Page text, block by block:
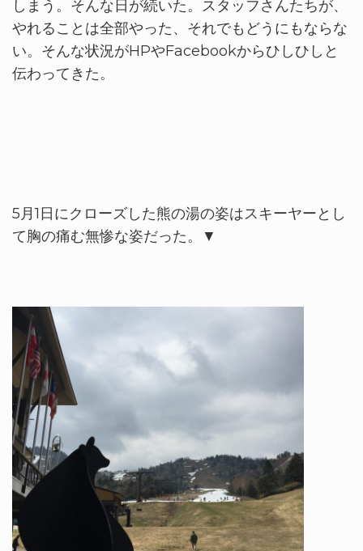
しまう。そんな日が続いた。スタッフさんたちが、
やれることは全部やった、それでもどうにもならな
い。そんな状況がHPやFacebookからひしひしと
伝わってきた。
5月1日にクローズした熊の湯の姿はスキーヤーとし
て胸の痛む無惨な姿だった。▼